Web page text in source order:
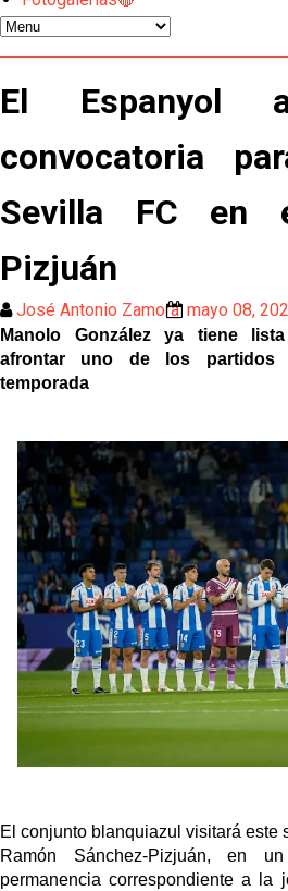
Los contratiempos para García
gestión de un inválido Consejo
El Sevilla C se queda en
Atlético y Getafe agitan el
Luis García Plaza: No sufrir
El Sevilla FC plantea ampliar
más antes del cierre
Djibril Sow pone rumbo a
contrato con el Genoa
del campo sevillista
Sow muy cerca de cerrar su
Oso es el siguiente en la lista
Banquillos confirmados: así
Sevilla Femenino para la
Celta y Rayo agitan el
El Espanyol
convocatoria
Sevilla FC en
Pizjuán
José Antonio Zamora mayo 08,
Manolo González ya tiene
afrontar uno de los partidos
temporada
El conjunto blanquiazul visitará este
Ramón Sánchez-Pizjuán, en
permanencia correspondiente a la